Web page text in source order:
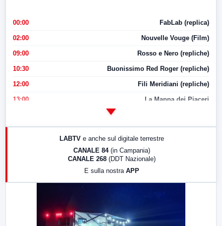
00:00 FabLab (replica)
02:00 Nouvelle Vouge (Film)
09:00 Rosso e Nero (repliche)
10:30 Buonissimo Red Roger (repliche)
12:00 Fili Meridiani (repliche)
13:00 La Mappa dei Piaceri
17:00 LabNews (replica)
LABTV e anche sul digitale terrestre
CANALE 84 (in Campania)
CANALE 268 (DDT Nazionale)
E sulla nostra APP